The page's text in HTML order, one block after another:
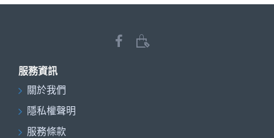
服務資訊
關於我們
隱私權聲明
服務條款